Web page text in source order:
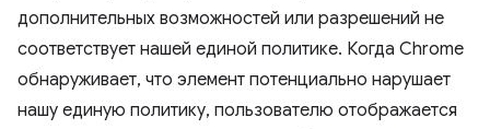
дополнительных возможностей или разрешений не
соответствует нашей единой политике. Когда Chrome
обнаруживает, что элемент потенциально нарушает
нашу единую политику, пользователю отображается